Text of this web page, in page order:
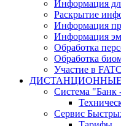
Информация
Раскрытие
Информация
Информация
Обработка
Обработка
Участие в
Система "Банк
Сервис